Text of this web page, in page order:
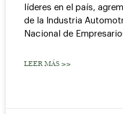
líderes en el país,
de la Industria
Nacional de
LEER MÁS >>